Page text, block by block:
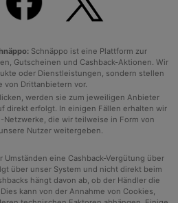
Schnäppo ist eine Plattform zur
Gutscheinen und Cashback-Aktionen. Wir
oder Dienstleistungen, sondern stellen
von Drittanbietern vor.
werden sie zum jeweiligen Anbieter
direkt erfolgt. In einigen Fällen erhalten wir
die wir teilweise in Form von
Nutzer weitergeben.
eine Cashback-Vergütung über
über unser System und nicht direkt beim
hängt davon ab, ob der Händler die
kann von der Annahme von Cookies,